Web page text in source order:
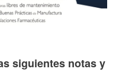
siguientes notas y